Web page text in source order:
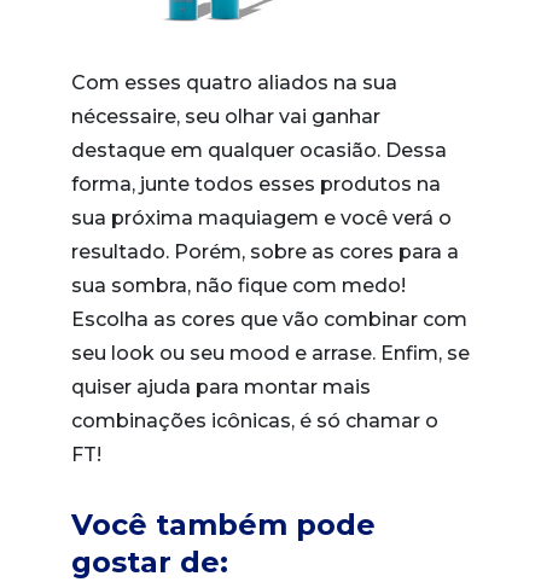
Com esses quatro aliados na sua
nécessaire, seu olhar vai ganhar
destaque em qualquer ocasião. Dessa
forma, junte todos esses produtos na
sua próxima maquiagem e você verá o
resultado. Porém, sobre as cores para a
sua sombra, não fique com medo!
Escolha as cores que vão combinar com
seu look ou seu mood e arrase. Enfim, se
quiser ajuda para montar mais
combinações icônicas, é só chamar o
FT!
Você também pode
gostar de: